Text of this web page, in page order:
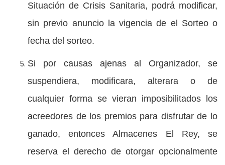
Situación de Crisis Sanitaria, podrá modificar,
sin previo anuncio la vigencia de el Sorteo o
fecha del sorteo.
Si por causas ajenas al Organizador, se
suspendiera, modificara, alterara o de
cualquier forma se vieran imposibilitados los
acreedores de los premios para disfrutar de lo
ganado, entonces Almacenes El Rey, se
reserva el derecho de otorgar opcionalmente